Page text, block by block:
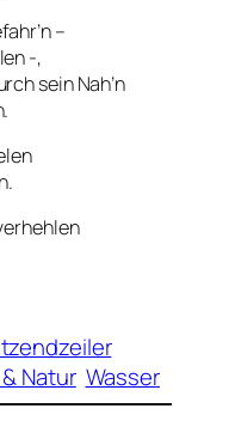
–
-,
sein Nah’n
Natur Wasser